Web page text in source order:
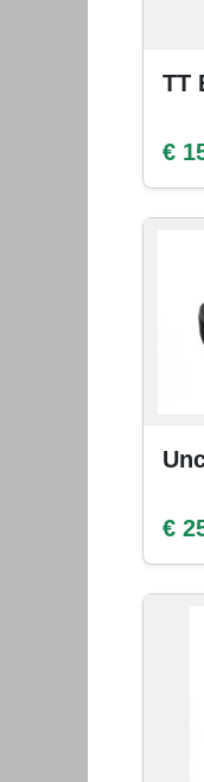
TT
€
€